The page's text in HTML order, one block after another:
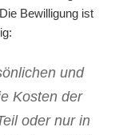
Bewilligung ist
und
Kosten der
oder nur in